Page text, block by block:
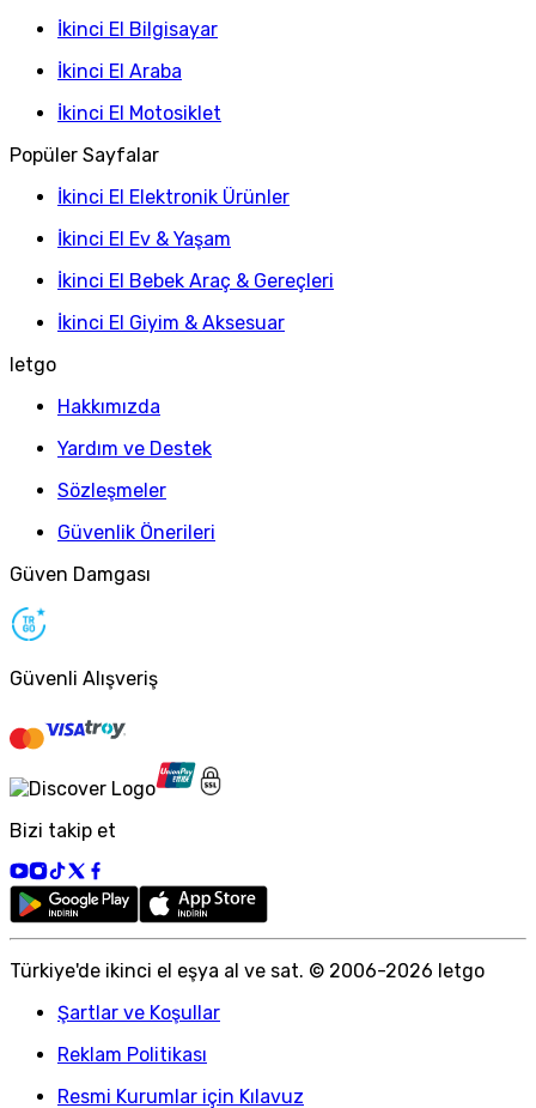
İkinci El Bilgisayar
İkinci El Araba
İkinci El Motosiklet
Popüler Sayfalar
İkinci El Elektronik Ürünler
İkinci El Ev & Yaşam
İkinci El Bebek Araç & Gereçleri
İkinci El Giyim & Aksesuar
letgo
Hakkımızda
Yardım ve Destek
Sözleşmeler
Güvenlik Önerileri
Güven Damgası
Güvenli Alışveriş
Bizi takip et
Türkiye'de ikinci el eşya al ve sat. © 2006-2026 letgo
Şartlar ve Koşullar
Reklam Politikası
Resmi Kurumlar için Kılavuz